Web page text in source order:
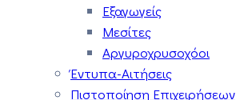
Εξαγωγείς
Μεσίτες
Αργυροχρυσοχόοι
Έντυπα-Αιτήσεις
Πιστοποίηση Επιχειρήσεων